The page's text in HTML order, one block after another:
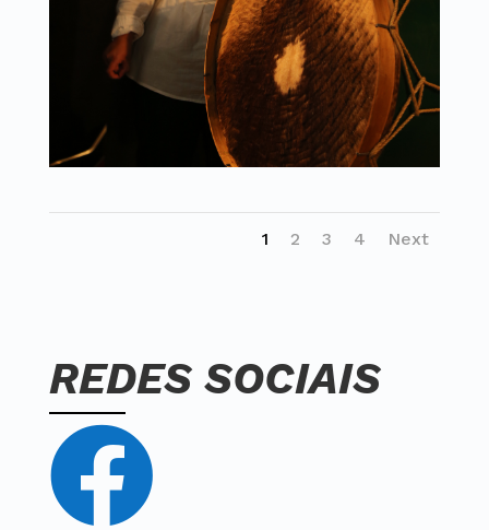
1 2 3 4 Next
REDES SOCIAIS
